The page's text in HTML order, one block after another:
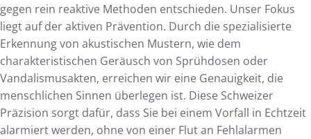
gegen rein reaktive Methoden entschieden. Unser Fokus
liegt auf der aktiven Prävention. Durch die spezialisierte
Erkennung von akustischen Mustern, wie dem
charakteristischen Geräusch von Sprühdosen oder
Vandalismusakten, erreichen wir eine Genauigkeit, die
menschlichen Sinnen überlegen ist. Diese Schweizer
Präzision sorgt dafür, dass Sie bei einem Vorfall in Echtzeit
alarmiert werden, ohne von einer Flut an Fehlalarmen